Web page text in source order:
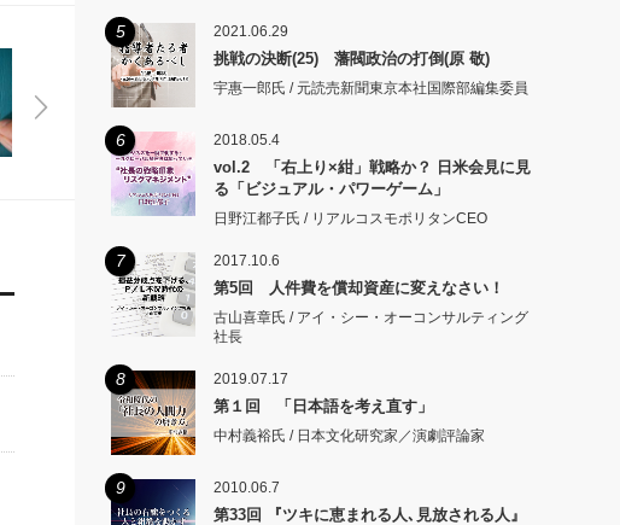
5 2021.06.29
挑戦の決断(25) 藩閥政治の打倒(原 敬)
宇惠一郎氏 / 元読売新聞東京本社国際部編集委員
6 2018.05.4
vol.2 「右上り×紺」戦略か？ 日米会見に見
る「ビジュアル・パワーゲーム」
日野江都子氏 / リアルコスモポリタンCEO
7 2017.10.6
第5回 人件費を償却資産に変えなさい！
古山喜章氏 / アイ・シー・オーコンサルティング
社長
8 2019.07.17
第１回 「日本語を考え直す」
中村義裕氏 / 日本文化研究家／演劇評論家
9 2010.06.7
第33回 『ツキに恵まれる人､見放される人』